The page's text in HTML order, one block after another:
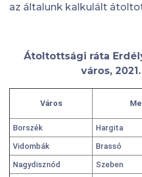
az általunk kalkulált
Átoltottsági ráta
város,
Város
Borszék
Hargita
Vidombák
Brassó
Nagydisznód
Szeben